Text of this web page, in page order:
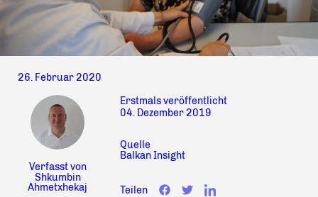
26. Februar 2020
Verfasst von
Shkumbin
Ahmetxhekaj
Erstmals veröffentlicht
04. Dezember 2019
Quelle
Balkan Insight
Teilen